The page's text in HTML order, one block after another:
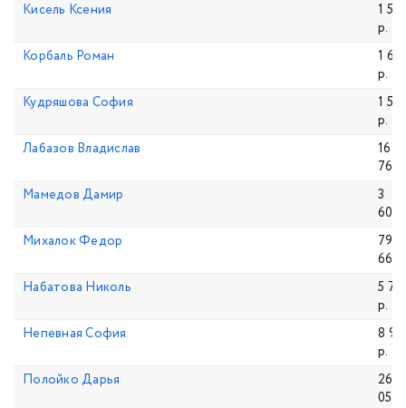
Кисель Ксения
1
р.
Корбаль Роман
1
р.
Кудряшова София
1
р.
Лабазов Владислав
16
Мамедов Дамир
3
Михалок Федор
79
Набатова Николь
5
р.
Непевная София
8
р.
Полойко Дарья
264